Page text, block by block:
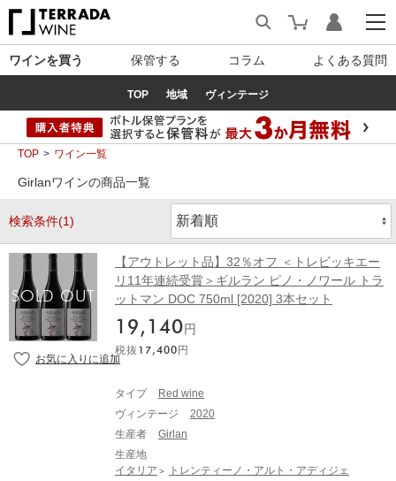
ワインを買う 保管する コラム よくある質問
TOP 地域 ヴィンテージ
TOP ワイン一覧
Girlanワインの商品一覧
検索条件(1)
【アウトレット品】32％オフ ＜トレビッキエー
リ11年連続受賞＞ギルラン ピノ・ノワール トラ
ットマン DOC 750ml [2020] 3本セット
19,140 円
税抜 17,400 円
タイプ
Red wine
ヴィンテージ
2020
生産者
Girlan
生産地
イタリア
トレンティーノ・アルト・アディジェ